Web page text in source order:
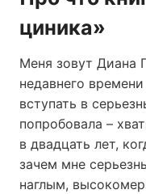
циника»
Меня зовут Диана
недавнего
вступать в
попробовала –
в двадцать лет,
зачем мне
наглым,